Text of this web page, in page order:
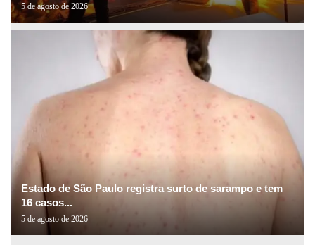
5 de agosto de 2026
Estado de São Paulo registra surto de sarampo e tem
16 casos...
5 de agosto de 2026